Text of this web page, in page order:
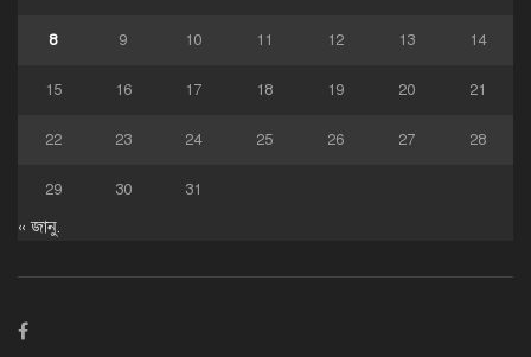
8 9 10 11 12 13 14
15 16 17 18 19 20 21
22 23 24 25 26 27 28
29 30 31
« জানু.